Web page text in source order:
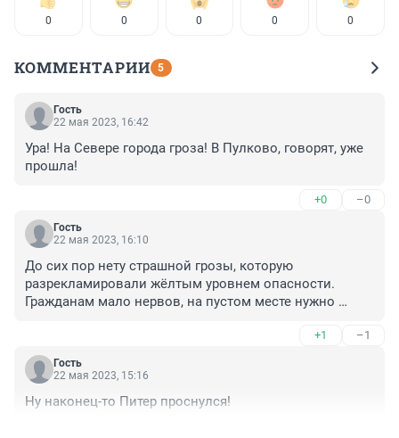
0 0 0 0 0
КОММЕНТАРИИ 5
Гость
22 мая 2023, 16:42
Ура! На Севере города гроза! В Пулково, говорят, уже
прошла!
+0 –0
Гость
22 мая 2023, 16:10
До сих пор нету страшной грозы, которую
разрекламировали жёлтым уровнем опасности.
Гражданам мало нервов, на пустом месте нужно
+1 –1
Гость
22 мая 2023, 15:16
Ну наконец-то Питер проснулся!